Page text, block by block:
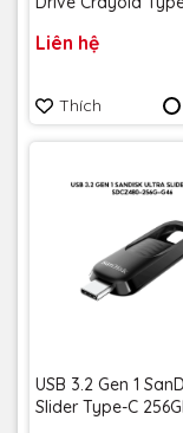
SDCZIC-128G-G46L
Liên hệ
Thích
USB 3.2 Gen 1
Slider Type-C